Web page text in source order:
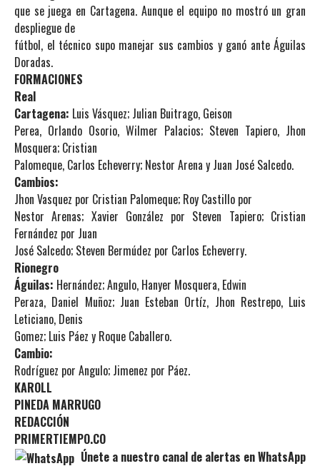
que se juega en Cartagena. Aunque el equipo no mostró un gran
despliegue de
fútbol, el técnico supo manejar sus cambios y ganó ante Águilas
Doradas.
FORMACIONES
Real
Cartagena: Luis Vásquez; Julian Buitrago, Geison
Perea, Orlando Osorio, Wilmer Palacios; Steven Tapiero, Jhon
Mosquera; Cristian
Palomeque, Carlos Echeverry; Nestor Arena y Juan José Salcedo.
Cambios:
Jhon Vasquez por Cristian Palomeque; Roy Castillo por
Nestor Arenas; Xavier González por Steven Tapiero; Cristian
Fernández por Juan
José Salcedo; Steven Bermúdez por Carlos Echeverry.
Rionegro
Águilas: Hernández; Angulo, Hanyer Mosquera, Edwin
Peraza, Daniel Muñoz; Juan Esteban Ortíz, Jhon Restrepo, Luis
Leticiano, Denis
Gomez; Luis Páez y Roque Caballero.
Cambio:
Rodríguez por Angulo; Jimenez por Páez.
KAROLL
PINEDA MARRUGO
REDACCIÓN
PRIMERTIEMPO.CO
Únete a nuestro canal de alertas en WhatsApp